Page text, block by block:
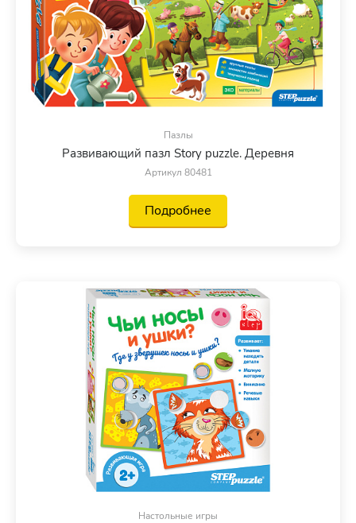
Пазлы
Развивающий пазл Story puzzle. Деревня
Артикул 80481
Подробнее
Настольные игры